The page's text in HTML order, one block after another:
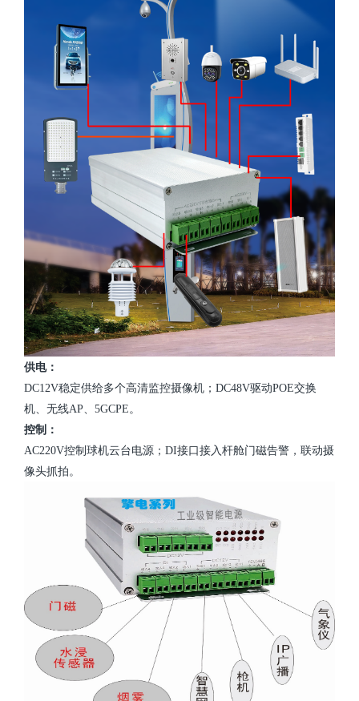
供电：
DC12V稳定供给多个高清监控摄像机；DC48V驱动POE交换
机、无线AP、5GCPE。
控制：
AC220V控制球机云台电源；DI接口接入杆舱门磁告警，联动摄
像头抓拍。